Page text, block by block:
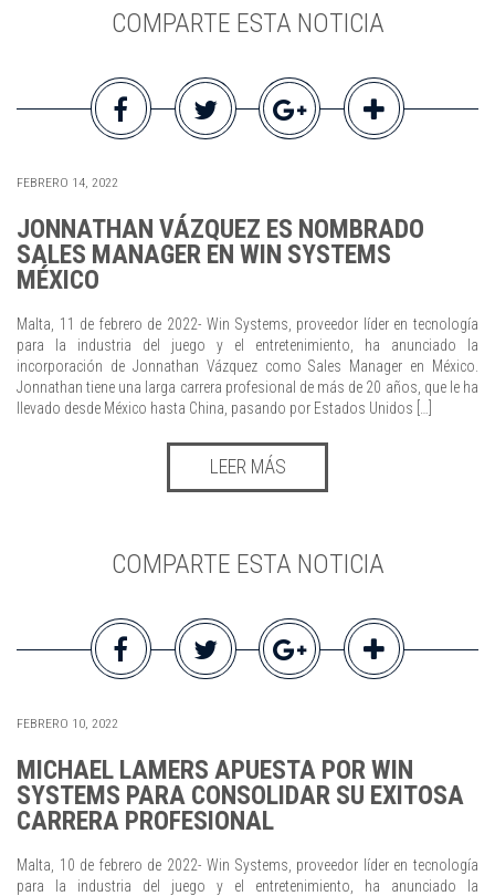
COMPARTE ESTA NOTICIA
FEBRERO 14, 2022
JONNATHAN VÁZQUEZ ES NOMBRADO
SALES MANAGER EN WIN SYSTEMS
MÉXICO
Malta, 11 de febrero de 2022- Win Systems, proveedor líder en tecnología
para la industria del juego y el entretenimiento, ha anunciado la
incorporación de Jonnathan Vázquez como Sales Manager en México.
Jonnathan tiene una larga carrera profesional de más de 20 años, que le ha
llevado desde México hasta China, pasando por Estados Unidos […]
LEER MÁS
COMPARTE ESTA NOTICIA
FEBRERO 10, 2022
MICHAEL LAMERS APUESTA POR WIN
SYSTEMS PARA CONSOLIDAR SU EXITOSA
CARRERA PROFESIONAL
Malta, 10 de febrero de 2022- Win Systems, proveedor líder en tecnología
para la industria del juego y el entretenimiento, ha anunciado la